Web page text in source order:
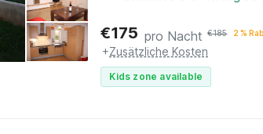
€175 pro Nacht €185 2 %
+Zusätzliche Kosten
Kids zone available